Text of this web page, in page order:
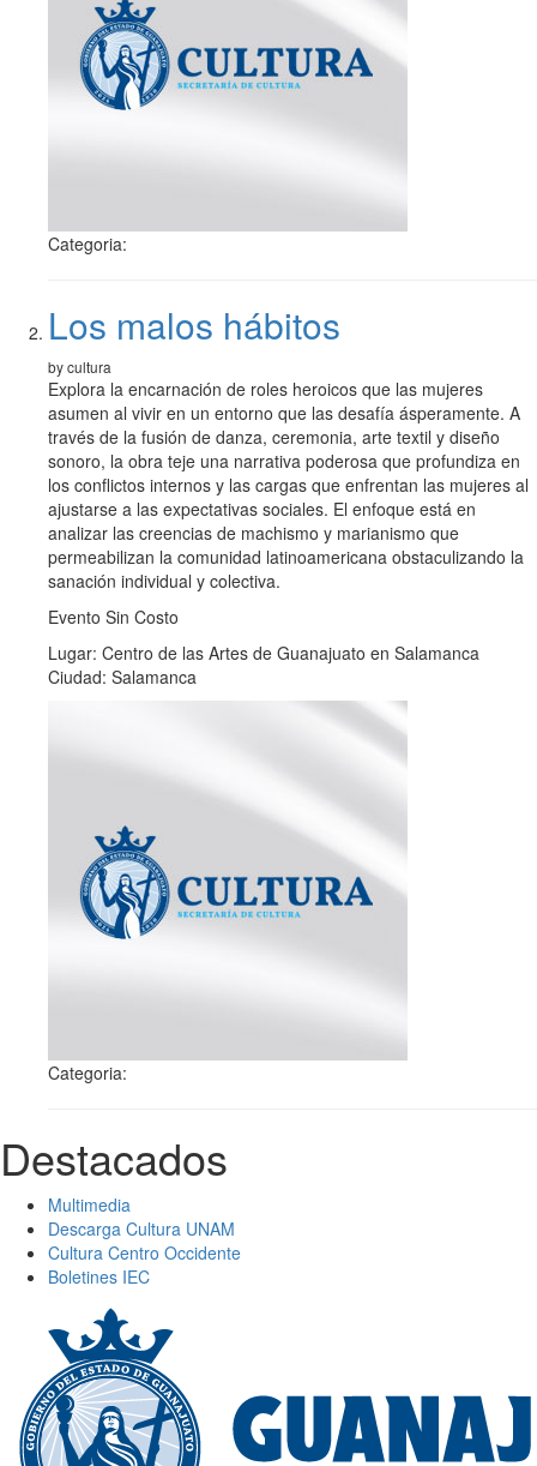
Categoria:
Los malos hábitos
by cultura
Explora la encarnación de roles heroicos que las mujeres
asumen al vivir en un entorno que las desafía ásperamente. A
través de la fusión de danza, ceremonia, arte textil y diseño
sonoro, la obra teje una narrativa poderosa que profundiza en
los conflictos internos y las cargas que enfrentan las mujeres al
ajustarse a las expectativas sociales. El enfoque está en
analizar las creencias de machismo y marianismo que
permeabilizan la comunidad latinoamericana obstaculizando la
sanación individual y colectiva.
Evento Sin Costo
Lugar: Centro de las Artes de Guanajuato en Salamanca
Ciudad: Salamanca
Categoria:
Destacados
Multimedia
Descarga Cultura UNAM
Cultura Centro Occidente
Boletines IEC